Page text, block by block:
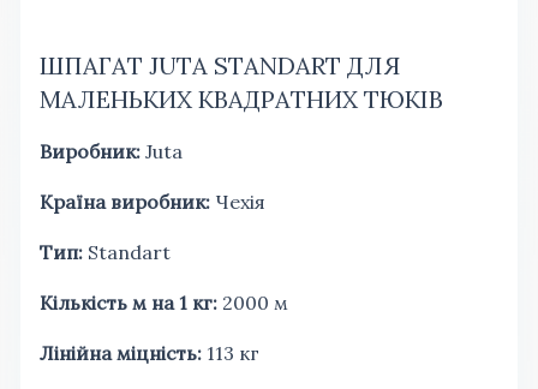
ШПАГАТ JUTA STANDART ДЛЯ
МАЛЕНЬКИХ КВАДРАТНИХ ТЮКІВ
Виробник:Juta
Країна виробник:Чехія
Тип:Standart
Кількість м на 1 кг:2000 м
Лінійна міцність:113 кг